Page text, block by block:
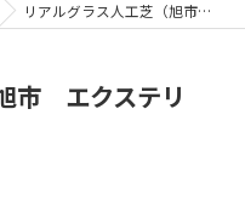
リアルグラス人工芝（旭市 エクステリア 外構）
市 エクステリ